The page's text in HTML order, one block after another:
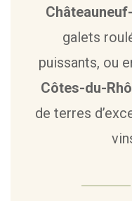
galets
puissants, ou
Côtes-du-
de terres